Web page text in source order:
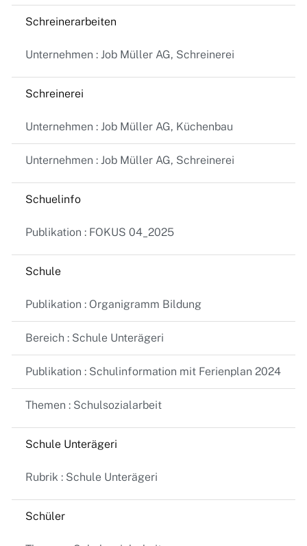
Schreinerarbeiten
Unternehmen : Job Müller AG, Schreinerei
Schreinerei
Unternehmen : Job Müller AG, Küchenbau
Unternehmen : Job Müller AG, Schreinerei
Schuelinfo
Publikation : FOKUS 04_2025
Schule
Publikation : Organigramm Bildung
Bereich : Schule Unterägeri
Publikation : Schulinformation mit Ferienplan 2024
Themen : Schulsozialarbeit
Schule Unterägeri
Rubrik : Schule Unterägeri
Schüler